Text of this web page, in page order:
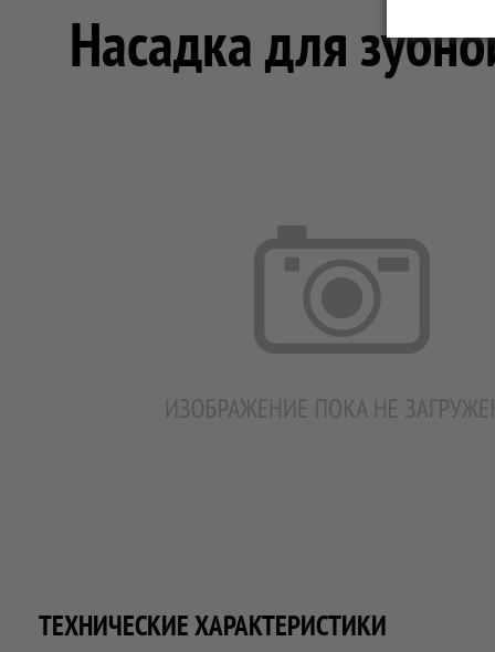
Насадка для
ТЕХНИЧЕСКИЕ ХАРАКТЕРИСТИКИ